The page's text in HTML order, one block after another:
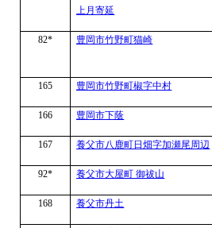
上月寄延
82* 豊岡市竹野町猫崎
165 豊岡市竹野町椒字中村
166 豊岡市下蔭
167 養父市八鹿町日畑字加瀬尾周辺
92* 養父市大屋町 御祓山
168 養父市丹土